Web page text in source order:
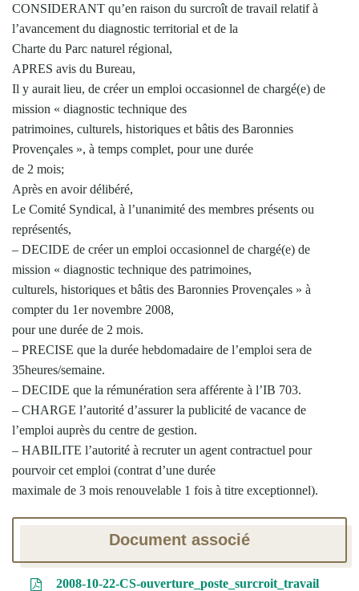
CONSIDERANT qu’en raison du surcroît de travail relatif à
l’avancement du diagnostic territorial et de la
Charte du Parc naturel régional,
APRES avis du Bureau,
Il y aurait lieu, de créer un emploi occasionnel de chargé(e) de
mission « diagnostic technique des
patrimoines, culturels, historiques et bâtis des Baronnies
Provençales », à temps complet, pour une durée
de 2 mois;
Après en avoir délibéré,
Le Comité Syndical, à l’unanimité des membres présents ou
représentés,
– DECIDE de créer un emploi occasionnel de chargé(e) de
mission « diagnostic technique des patrimoines,
culturels, historiques et bâtis des Baronnies Provençales » à
compter du 1er novembre 2008,
pour une durée de 2 mois.
– PRECISE que la durée hebdomadaire de l’emploi sera de
35heures/semaine.
– DECIDE que la rémunération sera afférente à l’IB 703.
– CHARGE l’autorité d’assurer la publicité de vacance de
l’emploi auprès du centre de gestion.
– HABILITE l’autorité à recruter un agent contractuel pour
pourvoir cet emploi (contrat d’une durée
maximale de 3 mois renouvelable 1 fois à titre exceptionnel).
Document associé
2008-10-22-CS-ouverture_poste_surcroit_travail